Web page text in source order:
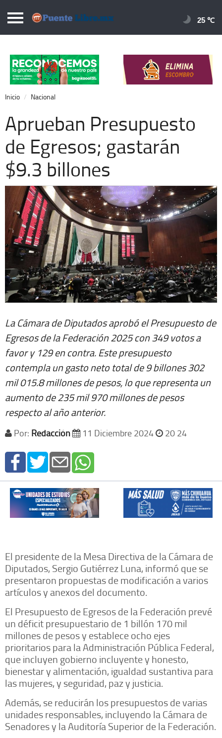
Puentelibre.mx
Local
Nacional
Opinión
Cronos
Economía
Espectáculos
Deportes
Extra +
25 ℃
Inicio Nacional
Aprueban Presupuesto
de Egresos; gastarán
$9.3 billones
La Cámara de Diputados aprobó el Presupuesto de
Egresos de la Federación 2025 con 349 votos a
favor y 129 en contra. Este presupuesto
contempla un gasto neto total de 9 billones 302
mil 015.8 millones de pesos, lo que representa un
aumento de 235 mil 970 millones de pesos
respecto al año anterior.
Por: Redacción 11 Diciembre 2024 20 24
El presidente de la Mesa Directiva de la Cámara de
Diputados, Sergio Gutiérrez Luna, informó que se
presentaron propuestas de modificación a varios
artículos y anexos del documento.
El Presupuesto de Egresos de la Federación prevé
un déficit presupuestario de 1 billón 170 mil
millones de pesos y establece ocho ejes
prioritarios para la Administración Pública Federal,
que incluyen gobierno incluyente y honesto,
bienestar y alimentación, igualdad sustantiva para
las mujeres, y seguridad, paz y justicia.
Además, se reducirán los presupuestos de varias
unidades responsables, incluyendo la Cámara de
Senadores y la Auditoría Superior de la Federación.